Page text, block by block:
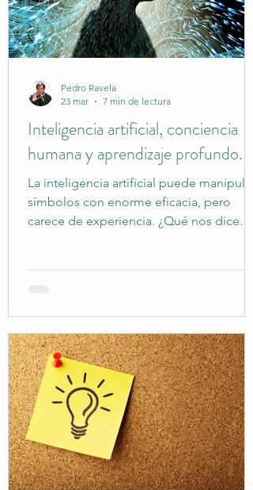
Inteligencia artificial, conciencia
humana y aprendizaje profundo.
La inteligencia artificial puede manipular
símbolos con enorme eficacia, pero
carece de experiencia. ¿Qué nos dice
nuestro propio pensamiento?
Pedro Ravela
23 mar
7 min de lectura